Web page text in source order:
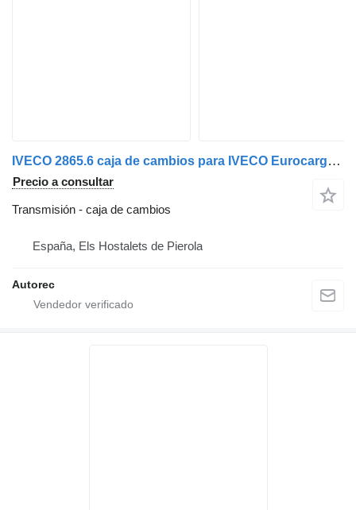
IVECO 2865.6 caja de cambios para IVECO Eurocargo 150E18 camión
Precio a consultar
Transmisión - caja de cambios
España, Els Hostalets de Pierola
Autorec